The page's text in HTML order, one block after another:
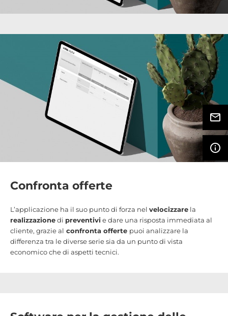
mail_outline
info_outline
Confronta offerte
L’applicazione ha il suo punto di forza nel velocizzare la
realizzazionedi preventivi e dare una risposta immediata al
cliente, grazie al confronta offerte puoi analizzare la
differenza tra le diverse serie sia da un punto di vista
economico che di aspetti tecnici.